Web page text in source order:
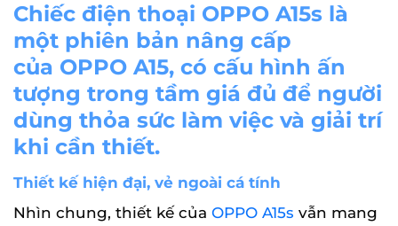
Chiếc điện thoại OPPO A15s là
một phiên bản nâng cấp
của OPPO A15, có cấu hình ấn
tượng trong tầm giá đủ để người
dùng thỏa sức làm việc và giải trí
khi cần thiết.
Thiết kế hiện đại, vẻ ngoài cá tính
Nhìn chung, thiết kế của OPPO A15s vẫn mang